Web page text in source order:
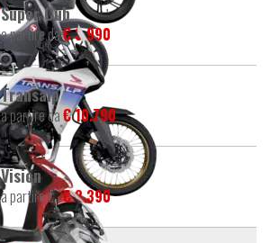
Super Cub
a partire da€ 3.990
Transalp
a partire da€ 10.790
Vision
a partire da€ 2.390